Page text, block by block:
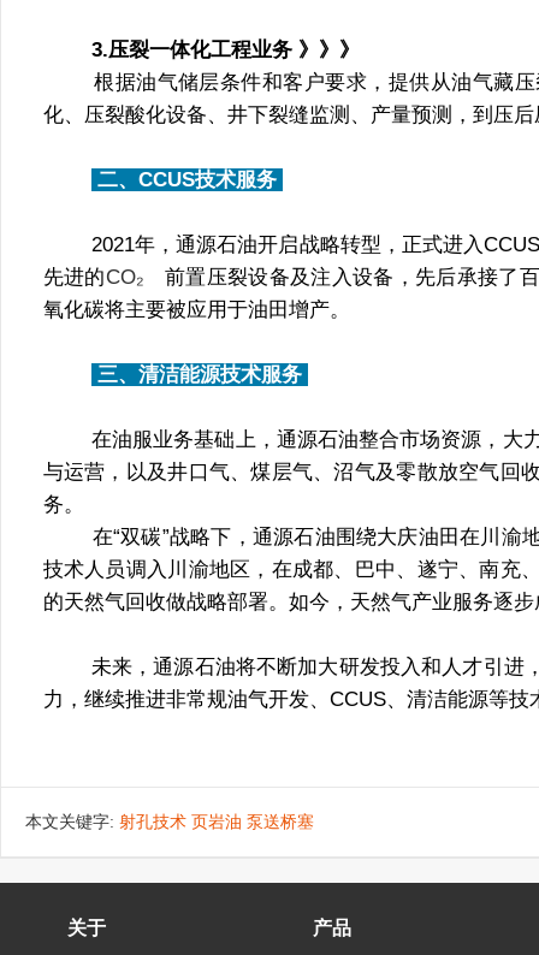
3.压裂一体化工程业务 》》》
根据油气储层条件和客户要求，提供从油气藏
化、压裂酸化设备、井下裂缝监测、产量预测，到压
二、CCUS技术服务
2021年，通源石油开启战略转型，正式进入
先进的
前置压裂设备及注入设备，先后承接了
氧化碳将主要被应用于油田增产。
三、清洁能源技术服务
在油服业务基础上，通源石油整合市场资源，大
与运营，以及井口气、煤层气、沼气及零散放空气回
务。
在“双碳”战略下，通源石油围绕大庆油田在川
技术人员调入川渝地区，在成都、巴中、遂宁、南充
的天然气回收做战略部署。如今，天然气产业服务逐
未来，通源石油将不断加大研发投入和人才引进
力，继续推进非常规油气开发、CCUS、清洁能源等
本文关键字: 射孔技术 页岩油 泵送桥塞
关于 产品